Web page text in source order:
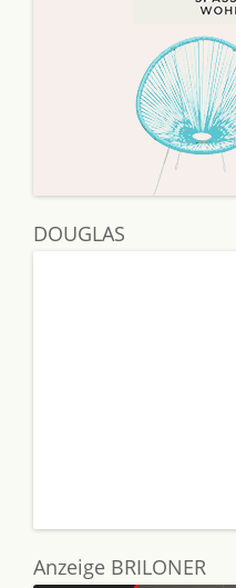
DOUGLAS
Anzeige BRILONER